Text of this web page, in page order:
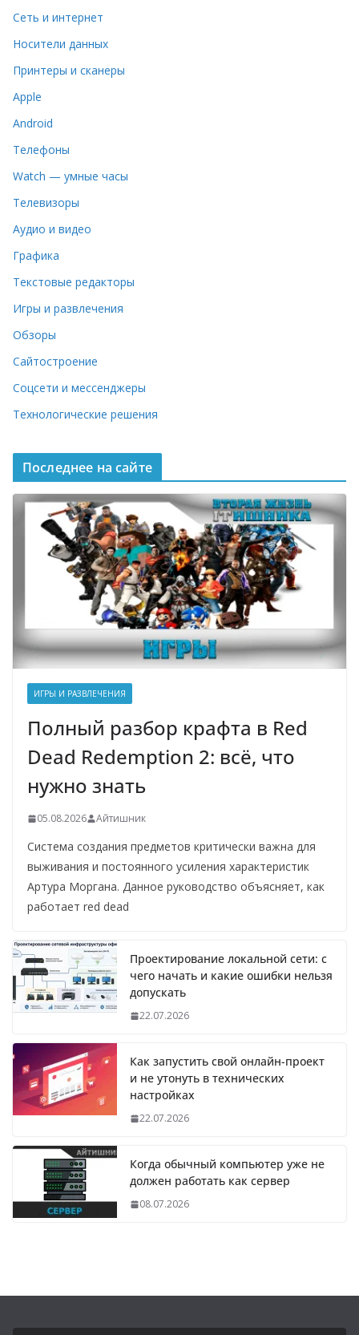
Сеть и интернет
Носители данных
Принтеры и сканеры
Apple
Android
Телефоны
Watch — умные часы
Телевизоры
Аудио и видео
Графика
Текстовые редакторы
Игры и развлечения
Обзоры
Сайтостроение
Соцсети и мессенджеры
Технологические решения
Последнее на сайте
ИГРЫ И РАЗВЛЕЧЕНИЯ
Полный разбор крафта в Red
Dead Redemption 2: всё, что
нужно знать
05.08.2026 Айтишник
Система создания предметов критически важна для
выживания и постоянного усиления характеристик
Артура Моргана. Данное руководство объясняет, как
работает red dead
Проектирование локальной сети: с
чего начать и какие ошибки нельзя
допускать
22.07.2026
Как запустить свой онлайн-проект
и не утонуть в технических
настройках
22.07.2026
Когда обычный компьютер уже не
должен работать как сервер
08.07.2026